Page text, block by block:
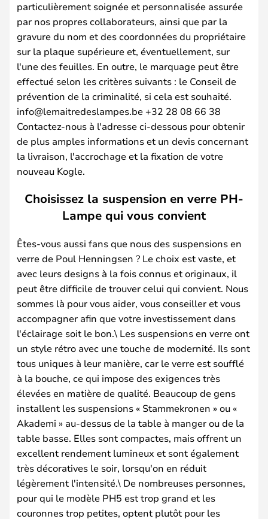
particulièrement soignée et personnalisée assurée
par nos propres collaborateurs, ainsi que par la
gravure du nom et des coordonnées du propriétaire
sur la plaque supérieure et, éventuellement, sur
l'une des feuilles. En outre, le marquage peut être
effectué selon les critères suivants : le Conseil de
prévention de la criminalité, si cela est souhaité.
info@lemaitredeslampes.be +32 28 08 66 38
Contactez-nous à l'adresse ci-dessous pour obtenir
de plus amples informations et un devis concernant
la livraison, l'accrochage et la fixation de votre
nouveau Kogle.
Choisissez la suspension en verre PH-
Lampe qui vous convient
Êtes-vous aussi fans que nous des suspensions en
verre de Poul Henningsen ? Le choix est vaste, et
avec leurs designs à la fois connus et originaux, il
peut être difficile de trouver celui qui convient. Nous
sommes là pour vous aider, vous conseiller et vous
accompagner afin que votre investissement dans
l'éclairage soit le bon.\ Les suspensions en verre ont
un style rétro avec une touche de modernité. Ils sont
tous uniques à leur manière, car le verre est soufflé
à la bouche, ce qui impose des exigences très
élevées en matière de qualité. Beaucoup de gens
installent les suspensions « Stammekronen » ou «
Akademi » au-dessus de la table à manger ou de la
table basse. Elles sont compactes, mais offrent un
excellent rendement lumineux et sont également
très décoratives le soir, lorsqu'on en réduit
légèrement l'intensité.\ De nombreuses personnes,
pour qui le modèle PH5 est trop grand et les
couronnes trop petites, optent plutôt pour les